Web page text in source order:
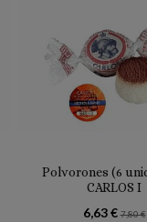
Polvorones (6
CARLOS I
6,63 €7,80 €